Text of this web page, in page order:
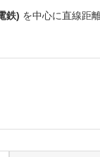
鉄) を中心に直線距
田中クリ
吸症候群